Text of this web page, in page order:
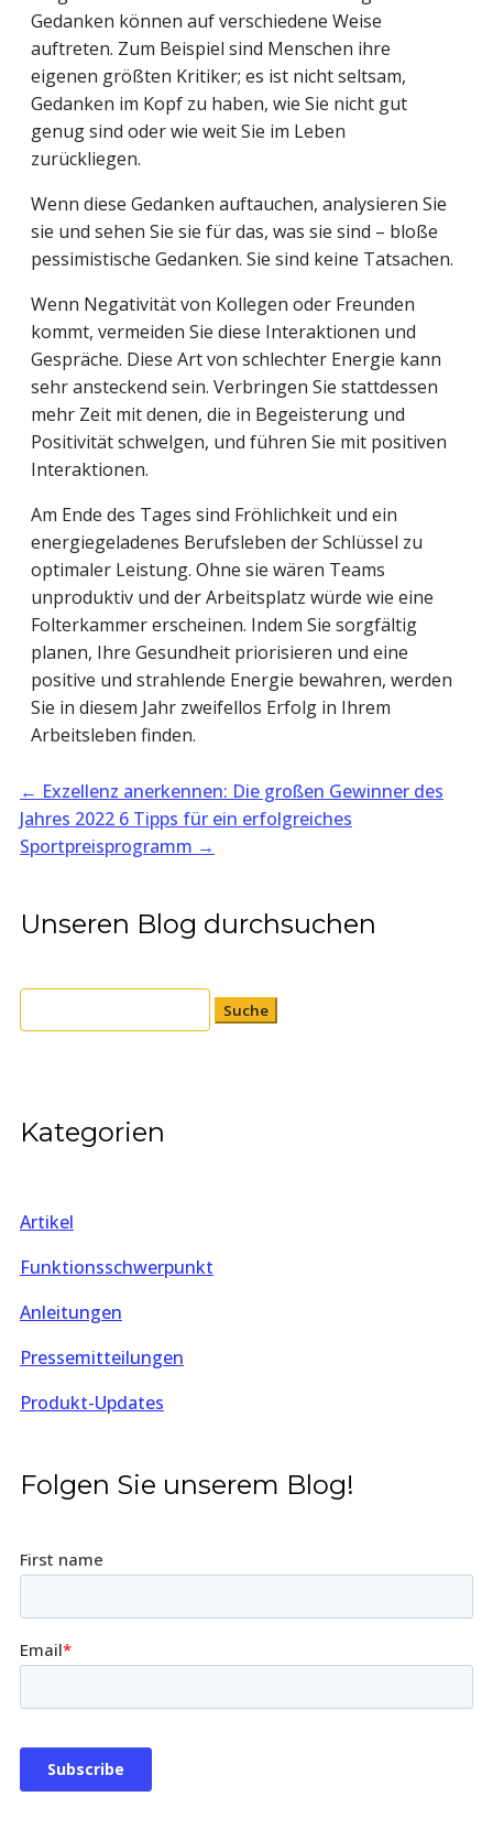
Gedanken können auf verschiedene Weise
auftreten. Zum Beispiel sind Menschen ihre
eigenen größten Kritiker; es ist nicht seltsam,
Gedanken im Kopf zu haben, wie Sie nicht gut
genug sind oder wie weit Sie im Leben
zurückliegen.
Wenn diese Gedanken auftauchen, analysieren Sie
sie und sehen Sie sie für das, was sie sind – bloße
pessimistische Gedanken. Sie sind keine Tatsachen.
Wenn Negativität von Kollegen oder Freunden
kommt, vermeiden Sie diese Interaktionen und
Gespräche. Diese Art von schlechter Energie kann
sehr ansteckend sein. Verbringen Sie stattdessen
mehr Zeit mit denen, die in Begeisterung und
Positivität schwelgen, und führen Sie mit positiven
Interaktionen.
Am Ende des Tages sind Fröhlichkeit und ein
energiegeladenes Berufsleben der Schlüssel zu
optimaler Leistung. Ohne sie wären Teams
unproduktiv und der Arbeitsplatz würde wie eine
Folterkammer erscheinen. Indem Sie sorgfältig
planen, Ihre Gesundheit priorisieren und eine
positive und strahlende Energie bewahren, werden
Sie in diesem Jahr zweifellos Erfolg in Ihrem
Arbeitsleben finden.
← Exzellenz anerkennen: Die großen Gewinner des
Jahres 2022 6 Tipps für ein erfolgreiches
Sportpreisprogramm →
Unseren Blog durchsuchen
Suchen
nach:
Kategorien
Artikel
Funktionsschwerpunkt
Anleitungen
Pressemitteilungen
Produkt-Updates
Folgen Sie unserem Blog!